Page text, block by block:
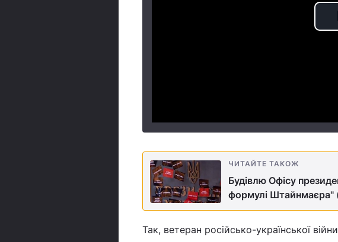
ЧИТАЙТЕ ТАКОЖ
Будівлю Офісу
формулі Штайнмаєра"
Так, ветеран російсько-української